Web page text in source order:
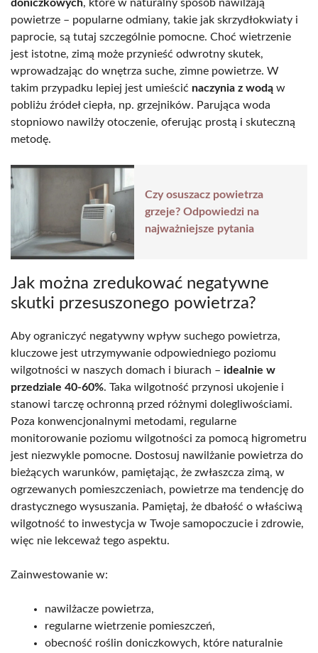
doniczkowych, które w naturalny sposób nawilżają
powietrze – popularne odmiany, takie jak skrzydłokwiaty i
paprocie, są tutaj szczególnie pomocne. Choć wietrzenie
jest istotne, zimą może przynieść odwrotny skutek,
wprowadzając do wnętrza suche, zimne powietrze. W
takim przypadku lepiej jest umieścić naczynia z wodą w
pobliżu źródeł ciepła, np. grzejników. Parująca woda
stopniowo nawilży otoczenie, oferując prostą i skuteczną
metodę.
Czy osuszacz powietrza
grzeje? Odpowiedzi na
najważniejsze pytania
Jak można zredukować negatywne
skutki przesuszonego powietrza?
Aby ograniczyć negatywny wpływ suchego powietrza,
kluczowe jest utrzymywanie odpowiedniego poziomu
wilgotności w naszych domach i biurach – idealnie w
przedziale 40-60%. Taka wilgotność przynosi ukojenie i
stanowi tarczę ochronną przed różnymi dolegliwościami.
Poza konwencjonalnymi metodami, regularne
monitorowanie poziomu wilgotności za pomocą higrometru
jest niezwykle pomocne. Dostosuj nawilżanie powietrza do
bieżących warunków, pamiętając, że zwłaszcza zimą, w
ogrzewanych pomieszczeniach, powietrze ma tendencję do
drastycznego wysuszania. Pamiętaj, że dbałość o właściwą
wilgotność to inwestycja w Twoje samopoczucie i zdrowie,
więc nie lekceważ tego aspektu.
Zainwestowanie w:
nawilżacze powietrza,
regularne wietrzenie pomieszczeń,
obecność roślin doniczkowych, które naturalnie